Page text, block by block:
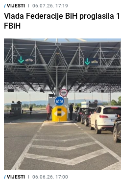
/VIJESTI I 06.07.26. 17:19
Vlada Federacije BiH proglasila
FBiH
/VIJESTI I 06.06.26. 17:00